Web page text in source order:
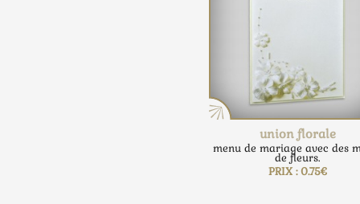
union florale
menu de mariage avec des
de fleurs.
PRIX : 0.75€